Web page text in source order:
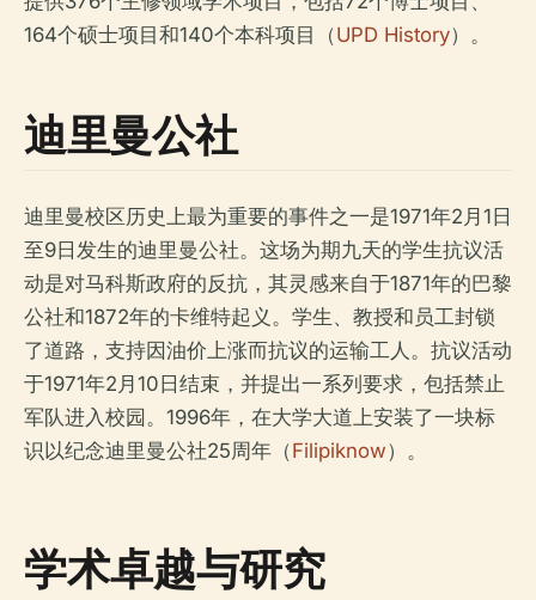
164个硕士项目和140个本科项目（UPD History）。
迪里曼公社
迪里曼校区历史上最为重要的事件之一是1971年2月1日
至9日发生的迪里曼公社。这场为期九天的学生抗议活
动是对马科斯政府的反抗，其灵感来自于1871年的巴黎
公社和1872年的卡维特起义。学生、教授和员工封锁
了道路，支持因油价上涨而抗议的运输工人。抗议活动
于1971年2月10日结束，并提出一系列要求，包括禁止
军队进入校园。1996年，在大学大道上安装了一块标
识以纪念迪里曼公社25周年（Filipiknow）。
学术卓越与研究